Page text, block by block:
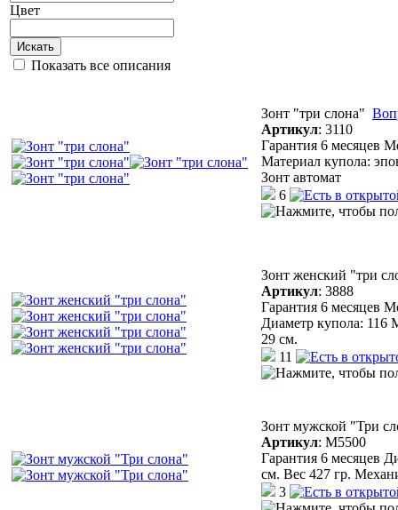
Цвет
Искать
Показать все описания
Зонт "три слона"
Артикул: 3110
Гарантия 6 месяцев
Материал купола:
Зонт автомат
6
Зонт женский "три
Артикул: 3888
Гарантия 6 месяцев
Диаметр купола: 116
29 см.
11
Зонт мужской "Три
Артикул: М5500
Гарантия 6 месяцев
см. Вес 427 гр.
3